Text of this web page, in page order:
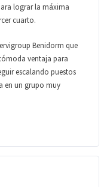
lograr la máxima
cuarto.
Benidorm que
ventaja para
escalando puestos
en un grupo muy